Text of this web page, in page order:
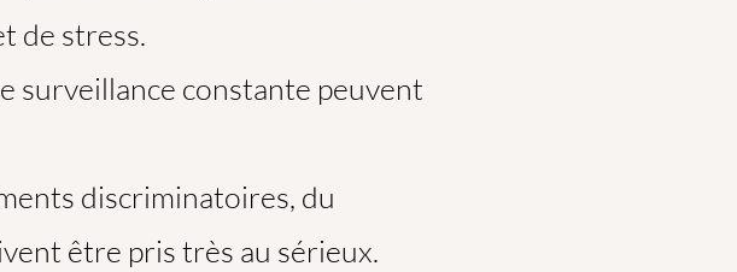
de stress.
surveillance constante peuvent
discriminatoires, du
être pris très au sérieux.